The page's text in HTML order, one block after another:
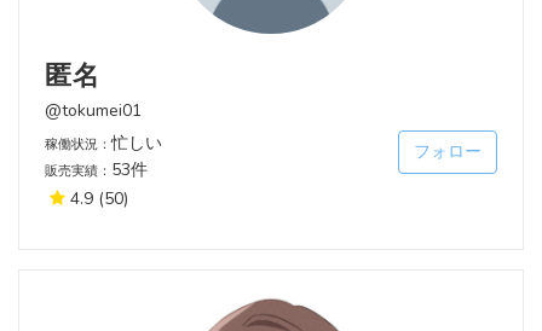
匿名
@tokumei01
稼働状況：忙しい
販売実績： 53件
4.9 (50)
フォロー